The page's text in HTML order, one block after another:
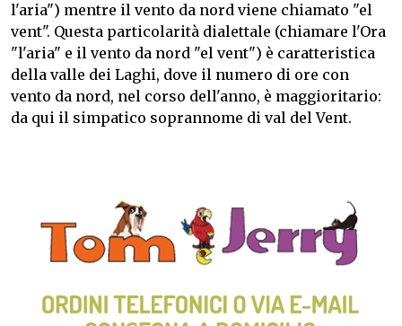
l'aria") mentre il vento da nord viene chiamato "el
vent". Questa particolarità dialettale (chiamare l'Ora
"l'aria" e il vento da nord "el vent") è caratteristica
della valle dei Laghi, dove il numero di ore con
vento da nord, nel corso dell'anno, è maggioritario:
da qui il simpatico soprannome di val del Vent.